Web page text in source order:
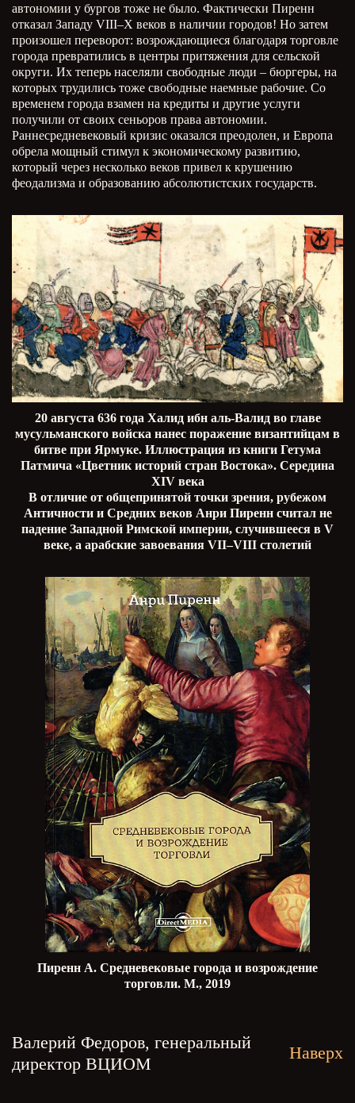
автономии у бургов тоже не было. Фактически Пиренн
отказал Западу VIII–X веков в наличии городов! Но затем
произошел переворот: возрождающиеся благодаря торговле
города превратились в центры притяжения для сельской
округи. Их теперь населяли свободные люди – бюргеры, на
которых трудились тоже свободные наемные рабочие. Со
временем города взамен на кредиты и другие услуги
получили от своих сеньоров права автономии.
Раннесредневековый кризис оказался преодолен, и Европа
обрела мощный стимул к экономическому развитию,
который через несколько веков привел к крушению
феодализма и образованию абсолютистских государств.
20 августа 636 года Халид ибн аль-Валид во главе
мусульманского войска нанес поражение византийцам в
битве при Ярмуке. Иллюстрация из книги Гетума
Патмича «Цветник историй стран Востока». Середина
XIV века
В отличие от общепринятой точки зрения, рубежом
Античности и Средних веков Анри Пиренн считал не
падение Западной Римской империи, случившееся в V
веке, а арабские завоевания VII–VIII столетий
Пиренн А. Средневековые города и возрождение
торговли. М., 2019
Валерий Федоров, генеральный
директор ВЦИОМ
Наверх